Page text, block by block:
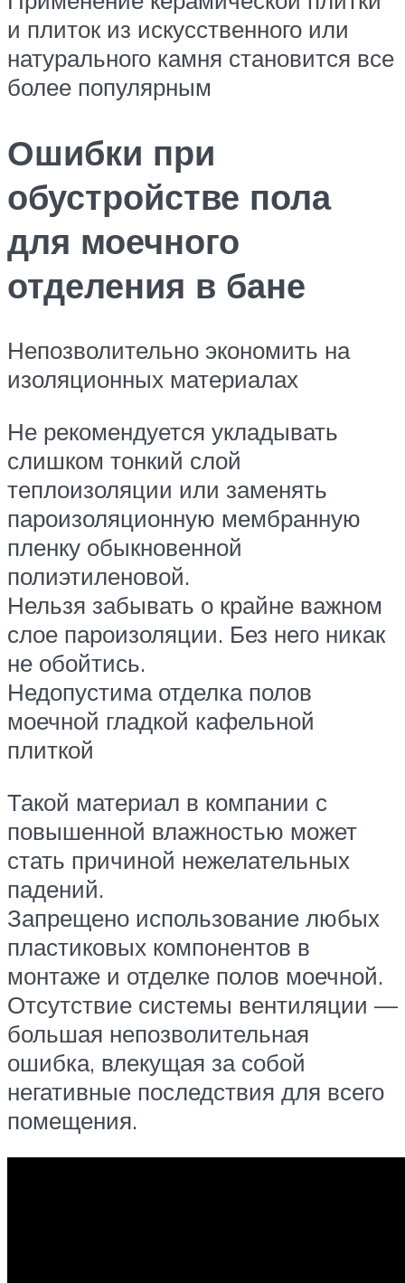
и плиток из искусственного или
натурального камня становится все
более популярным
Ошибки при
обустройстве пола
для моечного
отделения в бане
Непозволительно экономить на
изоляционных материалах
Не рекомендуется укладывать
слишком тонкий слой
теплоизоляции или заменять
пароизоляционную мембранную
пленку обыкновенной
полиэтиленовой.
Нельзя забывать о крайне важном
слое пароизоляции. Без него никак
не обойтись.
Недопустима отделка полов
моечной гладкой кафельной
плиткой
Такой материал в компании с
повышенной влажностью может
стать причиной нежелательных
падений.
Запрещено использование любых
пластиковых компонентов в
монтаже и отделке полов моечной.
Отсутствие системы вентиляции —
большая непозволительная
ошибка, влекущая за собой
негативные последствия для всего
помещения.